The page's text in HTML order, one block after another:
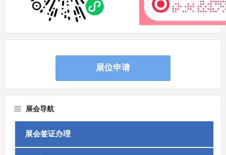
展位申请
展会导航
展会签证办理